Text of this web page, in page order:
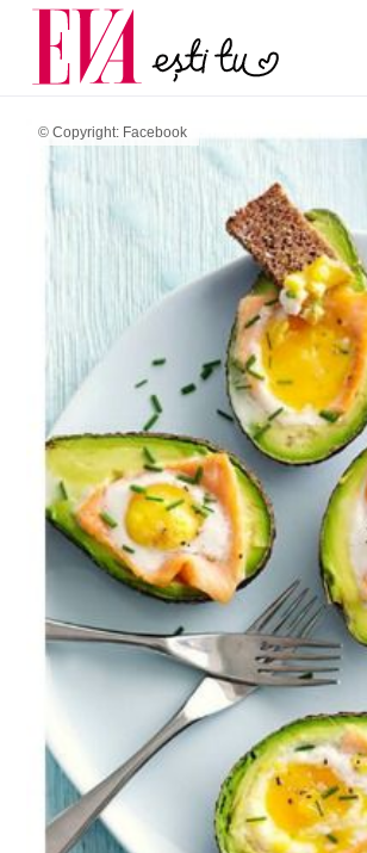
© Copyright: Facebook
Carieră
Actualitate